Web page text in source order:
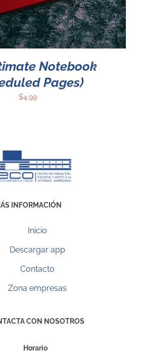
Notebook
Pages)
$4.99
INFORMACIÓN
Inicio
Descargar app
Contacto
Zona empresas
CON NOSOTROS
Horario